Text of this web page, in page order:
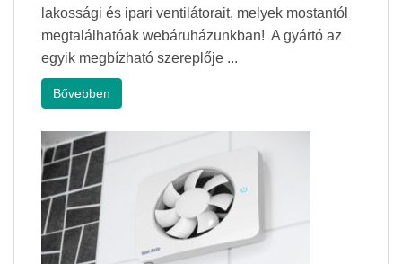
lakossági és ipari ventilátorait, melyek mostantól
megtalálhatóak webáruházunkban! A gyártó az
egyik megbízható szereplője ...
Bővebben